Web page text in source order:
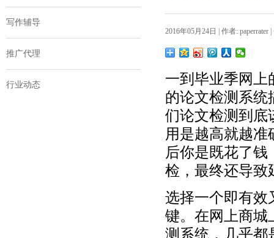
写作辅导
推广代理
行业动态
2016年05月24日 | 作者: paperrater
一到毕业季网上
的论文检测系统
们论文检测到底
用是越高就越
后你是既花了
检，最终还导致
选择一个即有效
键。在网上商城
测系统，几乎都